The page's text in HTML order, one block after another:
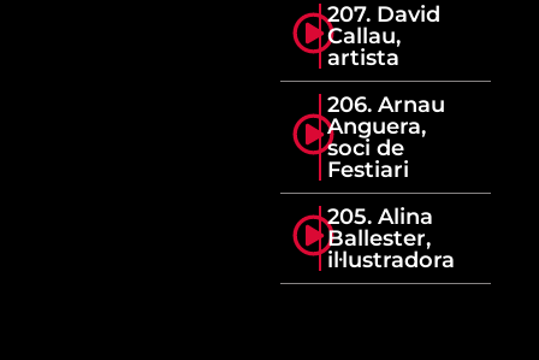
207. David
Callau,
artista
206. Arnau
Anguera,
soci de
Festiari
205. Alina
Ballester,
il·lustradora